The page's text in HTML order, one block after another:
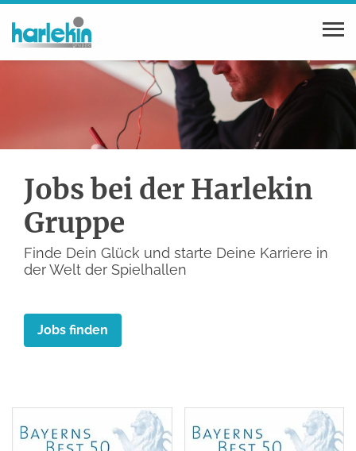
Jobs bei der Harlekin
Gruppe
Finde Dein Glück und starte Deine Karriere in
der Welt der Spielhallen
Jobs finden